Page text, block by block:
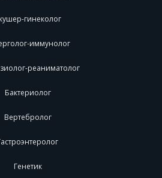
гинеколог
иммунолог
реаниматолог
Бактериолог
Вертебролог
Генетик